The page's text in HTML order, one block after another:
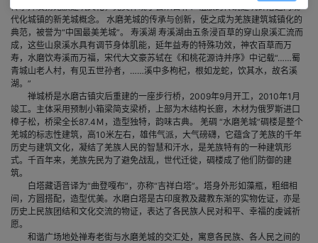
传承并发扬羌族建筑文化，完美体现了会从古朴、粗放的传统建筑群落迈向现
代化城镇的新羌城概念。 水磨羌城的传承与创新，使之成为羌族建筑城镇化的
典范，被誉为“中国最美羌城”。 寿溪湖 寿溪湖由五条浸百草的穿山泉溪汇流而
成，这些山泉溪水具有调节身体肌能，延年益寿的特殊功效，神农百草而万
寿，水磨饮寿溪而万福，宋代大文豪苏轼在《和桃花源诗并序》中记载“……蜀
青城山老人村，有见五世孙者，……溪中多枸杞，根如龙蛇，饮其水，故名溪
湖。”
禅城桥是水磨古镇灾后重建的一座步行桥，2009年9月开工，2010年1月
竣工。主体采用预制小箱梁简支梁桥，上部为木结构长廊，木材为俄罗斯进口
樟子松，桥梁全长87.4Ｍ，造型独特，韵味古典。 羌碉 “水磨羌城”碉楼是整个
羌城的标志性建筑，高10米左右，雄伟气派，大气磅礴，它蕴含了羌族的千年
历史与建筑文化，凝结了羌族人民的智慧和汗水，是羌族特有的一种建筑形
式。千百年来，羌族先民为了避免战乱，世代迁徙，碉楼成了他们防御的建
筑。
白塔藏语音译为“曲登嘎布”，亦称“吉祥白塔”。塔身外形如藻瓶，粗细相
间，方圆搭配，造型优美。水磨白塔是古印度教及藏教东渐的实物佐证，亦是
历史上民族团结和文化交流的物证，表达了各民族人民对和平、幸福的虔诚祈
愿。
和谐广场地处禅寿老街与水磨羌城的交汇处，寓意各民族、各人民之间的